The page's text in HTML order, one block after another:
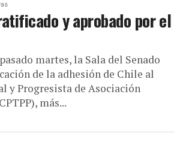
y aprobado por el
martes, la Sala del Senado
de la adhesión de Chile al
y Progresista de Asociación
más...